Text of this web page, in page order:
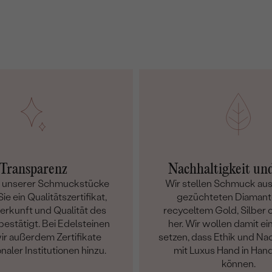
unserer Schmuckstücke
ein Qualitätszertifikat,
und Qualität des
Bei Edelsteinen
außerdem Zertifikate
Institutionen hinzu.
Nachhaltigkeit
Wir stellen Schmuck
gezüchteten
recyceltem Gold, Silber
her. Wir wollen damit
setzen, dass Ethik und
mit Luxus Hand in
können.